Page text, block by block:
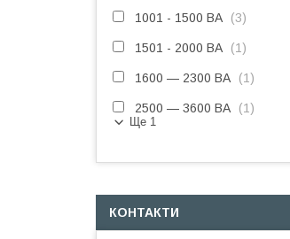
1001 - 1500 ВА 3
1501 - 2000 ВА 1
1600 — 2300 ВА 1
2500 — 3600 ВА 1
Ще 1
КОНТАКТИ